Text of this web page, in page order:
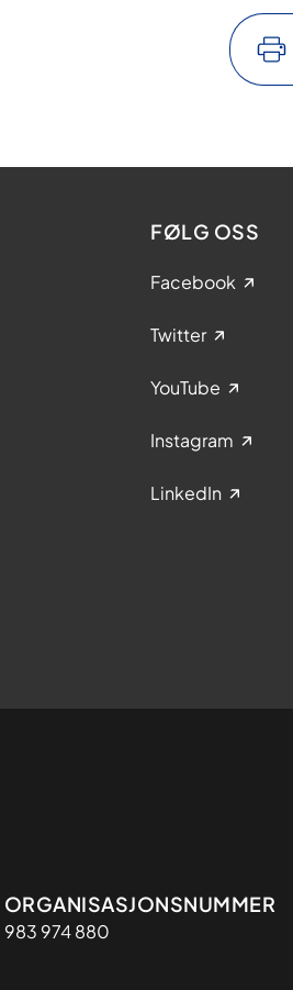
FØLG OSS
Facebook
Twitter
YouTube
Instagram
LinkedIn
Organisasjon
ORGANISASJONSNUMMER
983 974 880